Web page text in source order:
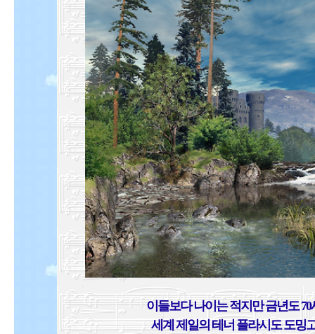
이들보다 나이는 적지만 금년도 70
세계 제일의 테너 플라시도 도밍